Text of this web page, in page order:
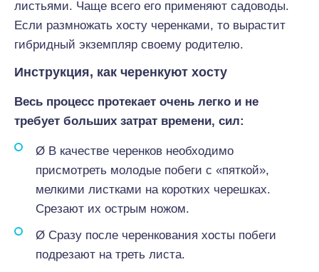
листьями. Чаще всего его применяют садоводы.
Если размножать хосту черенками, то вырастит
гибридный экземпляр своему родителю.
Инструкция, как черенкуют хосту
Весь процесс протекает очень легко и не
требует больших затрат времени, сил:
Ø В качестве черенков необходимо
присмотреть молодые побеги с «пяткой»,
мелкими листками на коротких черешках.
Срезают их острым ножом.
Ø Сразу после черенкования хосты побеги
подрезают на треть листа.